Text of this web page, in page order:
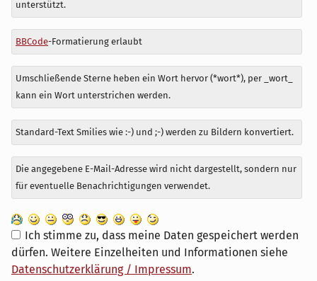
unterstützt.
BBCode-Formatierung erlaubt
Umschließende Sterne heben ein Wort hervor (*wort*), per _wort_
kann ein Wort unterstrichen werden.
Standard-Text Smilies wie :-) und ;-) werden zu Bildern konvertiert.
Die angegebene E-Mail-Adresse wird nicht dargestellt, sondern nur
für eventuelle Benachrichtigungen verwendet.
Ich stimme zu, dass meine Daten gespeichert werden
dürfen. Weitere Einzelheiten und Informationen siehe
Datenschutzerklärung / Impressum.